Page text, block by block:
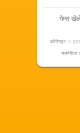
गेम्स
कॉपीराइट ©
उल्लेखित